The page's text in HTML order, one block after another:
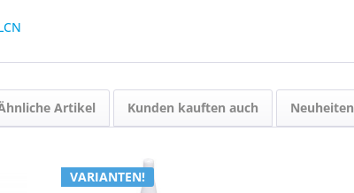
Artikel Kunden kauften auch Neuheiten
VARIANTEN!